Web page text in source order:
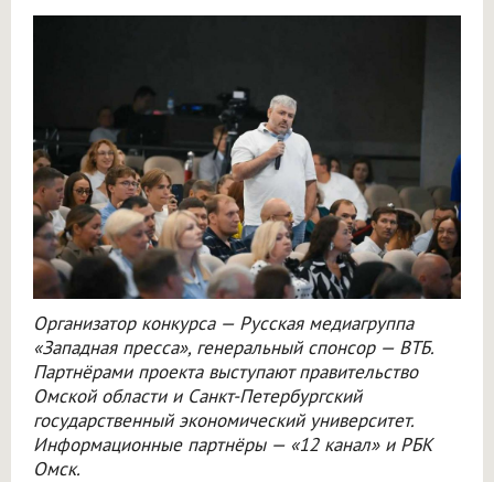
Организатор конкурса — Русская медиагруппа
«Западная пресса», генеральный спонсор — ВТБ.
Партнёрами проекта выступают правительство
Омской области и Санкт-Петербургский
государственный экономический университет.
Информационные партнёры — «12 канал» и РБК
Омск.